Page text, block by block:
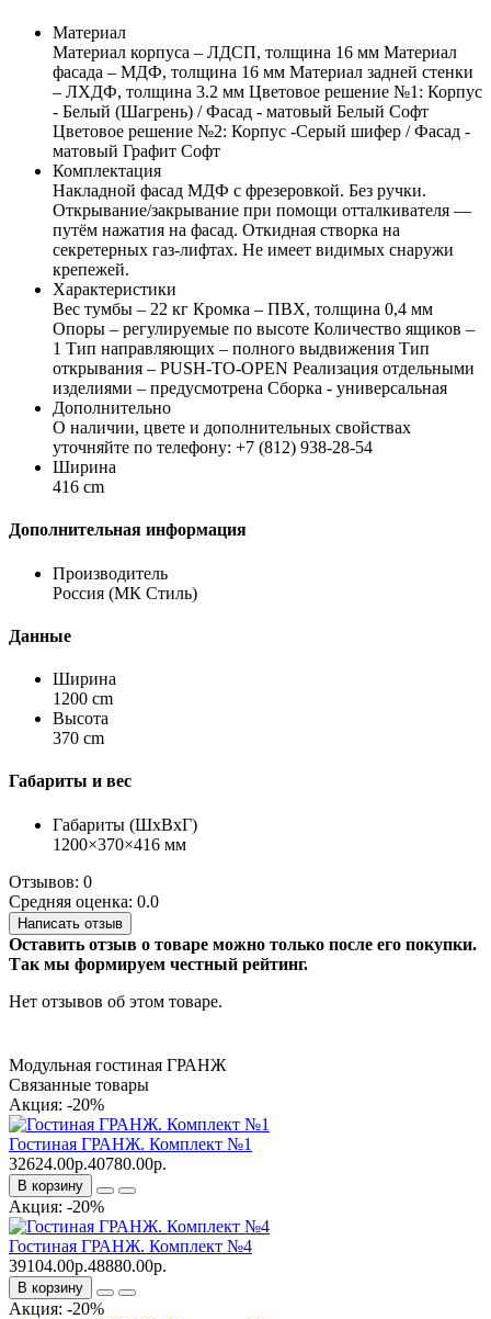
Материал
Материал корпуса – ЛДСП, толщина 16 мм Материал
фасада – МДФ, толщина 16 мм Материал задней стенки
– ЛХДФ, толщина 3.2 мм Цветовое решение №1: Корпус
- Белый (Шагрень) / Фасад - матовый Белый Софт
Цветовое решение №2: Корпус -Серый шифер / Фасад -
матовый Графит Софт
Комплектация
Накладной фасад МДФ с фрезеровкой. Без ручки.
Открывание/закрывание при помощи отталкивателя —
путём нажатия на фасад. Откидная створка на
секретерных газ-лифтах. Не имеет видимых снаружи
крепежей.
Характеристики
Вес тумбы – 22 кг Кромка – ПВХ, толщина 0,4 мм
Опоры – регулируемые по высоте Количество ящиков –
1 Тип направляющих – полного выдвижения Тип
открывания – PUSH-TO-OPEN Реализация отдельными
изделиями – предусмотрена Сборка - универсальная
Дополнительно
О наличии, цвете и дополнительных свойствах
уточняйте по телефону: +7 (812) 938-28-54
Ширина
416 cm
Дополнительная информация
Производитель
Россия (МК Стиль)
Данные
Ширина
1200 cm
Высота
370 cm
Габариты и вес
Габариты (ШхВхГ)
1200×370×416 мм
Отзывов: 0
Средняя оценка: 0.0
Написать отзыв
Оставить отзыв о товаре можно только после его покупки.
Так мы формируем честный рейтинг.
Нет отзывов об этом товаре.
Модульная гостиная ГРАНЖ
Связанные товары
Акция: -20%
Гостиная ГРАНЖ. Комплект №1
32624.00р.40780.00р.
В корзину
Акция: -20%
Гостиная ГРАНЖ. Комплект №4
39104.00р.48880.00р.
В корзину
Акция: -20%